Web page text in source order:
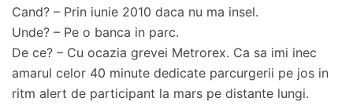
Cand? – Prin iunie 2010 daca nu ma insel.
Unde? – Pe o banca in parc.
De ce? – Cu ocazia grevei Metrorex. Ca sa imi inec
amarul celor 40 minute dedicate parcurgerii pe jos in
ritm alert de participant la mars pe distante lungi.